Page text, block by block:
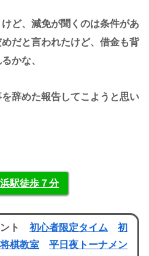
ど、減免が聞くのは条件があ
だと言われたけど、借金も背
かな、
辞めた報告してこようと思い
駅徒歩７分
ント 初心者限定タイム
初
棋教室
平日夜トーナメン